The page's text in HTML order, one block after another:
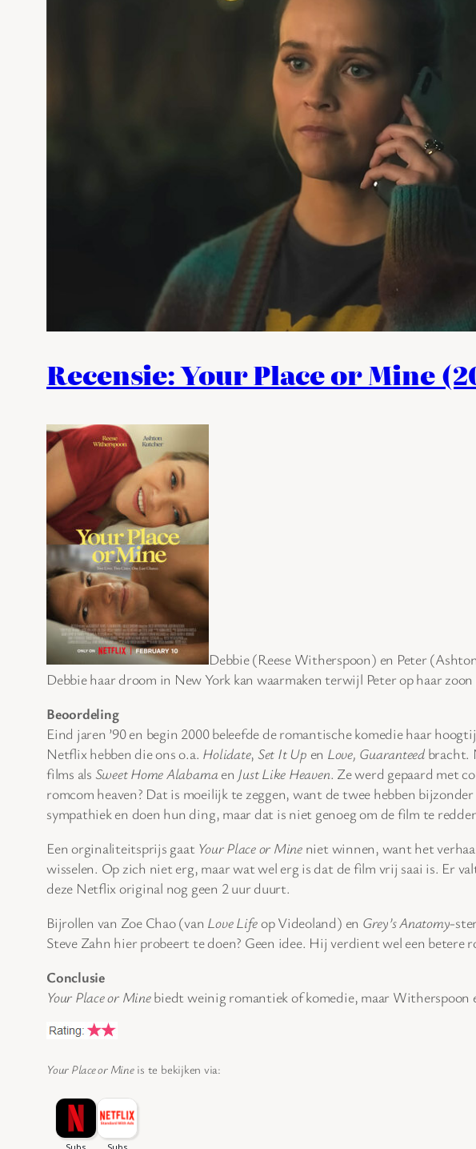
Recensie: Your Place or Mine
Debbie (Reese Witherspoon) en Peter
Debbie haar droom in New York kan waarmaken terwijl Peter op haar zoon
Beoordeling
Eind jaren ’90 en begin 2000 beleefde de romantische komedie haar
Netflix hebben die ons o.a. Holidate, Set It Up en Love, Guaranteedbracht.
films als Sweet Home Alabamaen Just Like Heaven. Ze werd gepaard met
romcom heaven? Dat is moeilijk te zeggen, want de twee hebben
sympathiek en doen hun ding, maar dat is niet genoeg om de film te
Een orginaliteitsprijs gaat Your Place or Mineniet winnen, want het
wisselen. Op zich niet erg, maar wat wel erg is dat de film vrij saai is. Er
deze Netflix original nog geen 2 uur duurt.
Bijrollen van Zoe Chao (van Love Lifeop Videoland) en Grey’s Anatomy-
Steve Zahn hier probeert te doen? Geen idee. Hij verdient wel een betere
Conclusie
Your Place or Minebiedt weinig romantiek of komedie, maar Witherspoon
Your Place or Mineis te bekijken via: